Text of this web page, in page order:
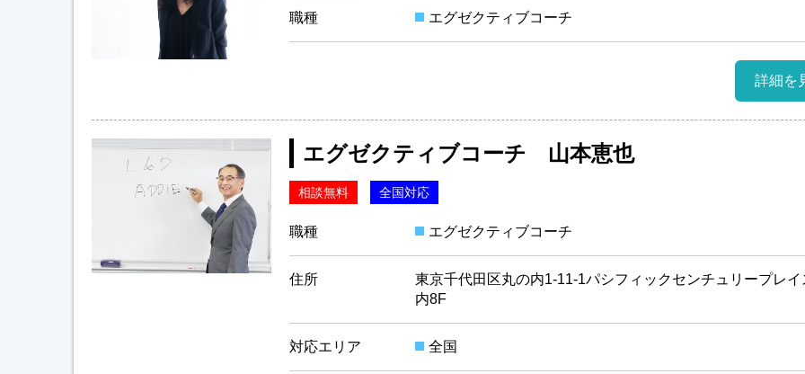
職種 エグゼクティブコーチ
詳細を
エグゼクティブコーチ 山本恵也
相談無料 全国対応
職種 エグゼクティブコーチ
住所
東京千代田区丸の内1-11-1パシフィックセンチュリープレイ
内8F
対応エリア 全国